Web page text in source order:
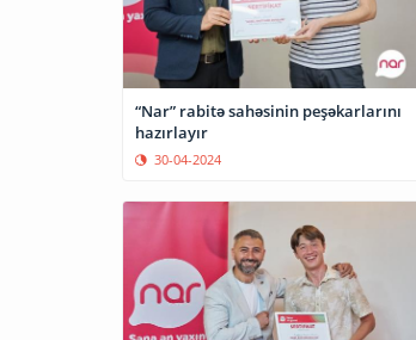
“Nar” rabitə sahəsinin peşəkarlarını
hazırlayır
30-04-2024